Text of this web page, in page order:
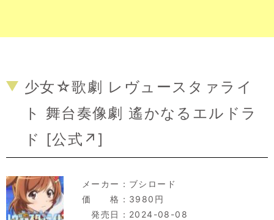
少女☆歌劇 レヴュースタァライ
ト 舞台奏像劇 遙かなるエルドラ
ド [公式↗]
メーカー： ブシロード
価 格：3980円
発売日：2024-08-08